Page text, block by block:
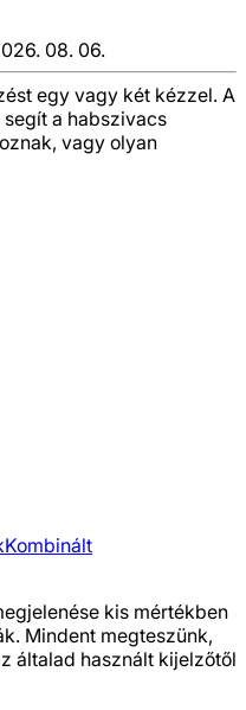
08. 06.
egy vagy két kézzel. A
a habszivacs
vagy olyan
Kombinált
kis mértékben
Mindent megteszünk,
általad használt kijelzőtől